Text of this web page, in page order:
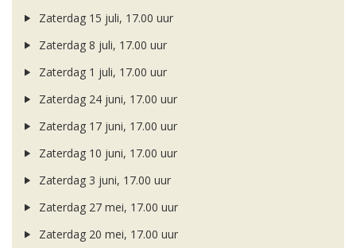
Zaterdag 15 juli, 17.00 uur
Zaterdag 8 juli, 17.00 uur
Zaterdag 1 juli, 17.00 uur
Zaterdag 24 juni, 17.00 uur
Zaterdag 17 juni, 17.00 uur
Zaterdag 10 juni, 17.00 uur
Zaterdag 3 juni, 17.00 uur
Zaterdag 27 mei, 17.00 uur
Zaterdag 20 mei, 17.00 uur